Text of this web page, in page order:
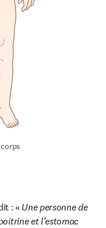
: « Une personne de
et l’estomac